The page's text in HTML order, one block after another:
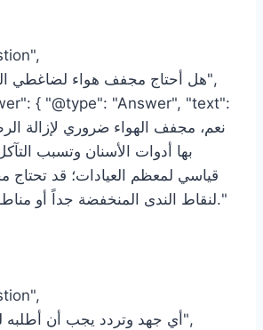
"name": "هل أحتاج مجفف هواء لضاغطي السني؟",
{ "@type": "Answer", "text":
بها أدوات الأسنان وتسبب
قياسي لمعظم العيادات؛ قد تحتاج
لنقاط الندى المنخفضة جداً أو مناطق
"name": "أي جهد وتردد يجب أن أطلبه لبلدي؟",